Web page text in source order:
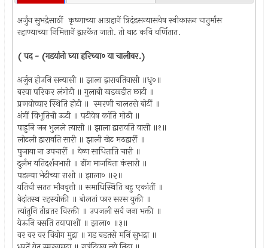
अर्जुन सुभद्रेसाठीं कृष्णाच्या आग्रहानें त्रिदंडसन्यासवेष स्वीकारून चातुर्मास
रहाण्याच्या निमित्तानें द्वारकेंत जातो. तो थाट कवि वर्णितात.
( पद - (गडयांनो घ्या हरिच्या० या चालीवर.)
अर्जुन होउनि सन्यासी ॥ झाला द्वारावतिवासी ॥धृ०॥
बरवा परिकर लंगोटी ॥ गुलाबी खडखडीत छाटी ॥
प्रणवोच्चार स्थिति होटी ॥ स्मरणी चालतसे बोटीं ॥
अंगीं विभूतिची ऊटी ॥ पटीवेष कांति मोठी ॥
पाहुनि जन भुलले त्यासी ॥ झाला द्वारावति वासी ॥१॥
लोटली द्वारावति सारी ॥ झाली खेट मठद्वारीं ॥
पुजाया ना उपचारीं ॥ वेळा साधिताति चारी ॥
दुर्लभ यतिदर्शनभारी ॥ ढोंग माजविता कंसारी ॥
पडल्या भेटीच्या राशी ॥ झाला० ॥२॥
यतिची सतत मौनवृत्ती ॥ समाधिस्थिति बहु एकांतीं ॥
वेदांतस्थ रहस्योक्ती ॥ बोलतां फार सरस युक्ती ॥
त्यांतुनि तीव्रतर विरक्ती ॥ उपजली सर्व जना भक्ती ॥
येऊनि बसति तयापाशीं ॥ झाला० ॥३॥
वर वर वर वियोग मुद्रा ॥ गड बडतसे मनिं सुभद्रा ॥